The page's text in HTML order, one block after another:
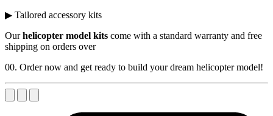
▶ Tailored accessory kits
Ourhelicopter model kits come with a standard warranty and free
shipping on orders over
00. Order now and get ready to build your dream helicopter model!